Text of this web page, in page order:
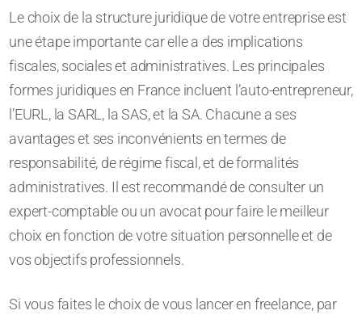
Le choix de la structure juridique de votre entreprise est
une étape importante car elle a des implications
fiscales, sociales et administratives. Les principales
formes juridiques en France incluent l’auto-entrepreneur,
l’EURL, la SARL, la SAS, et la SA. Chacune a ses
avantages et ses inconvénients en termes de
responsabilité, de régime fiscal, et de formalités
administratives. Il est recommandé de consulter un
expert-comptable ou un avocat pour faire le meilleur
choix en fonction de votre situation personnelle et de
vos objectifs professionnels.
Si vous faites le choix de vous lancer en freelance, par